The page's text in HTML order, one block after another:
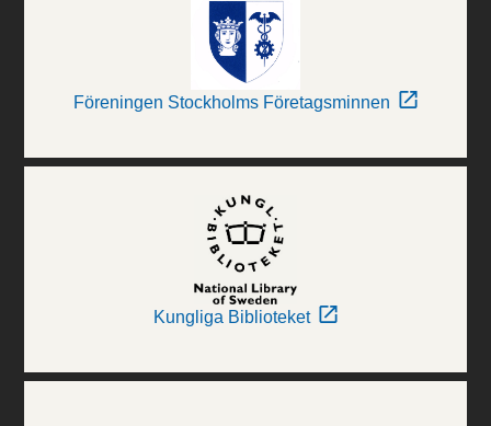
Föreningen Stockholms Företagsminnen
Kungliga Biblioteket